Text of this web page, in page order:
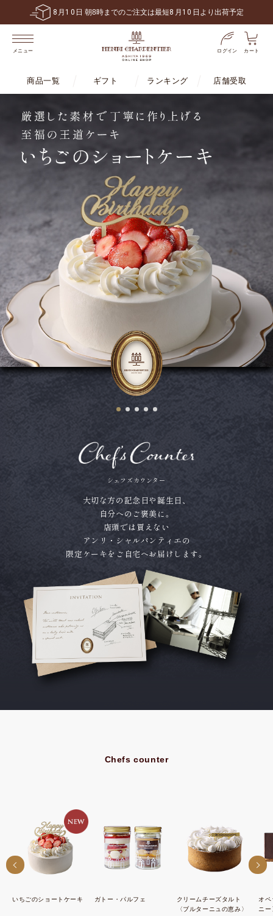
8 月 10 日 朝8時までのご注文は最短8 月 10 日より出荷予定
メニュー ログイン カート
商品一覧 ギフト ランキング 店舗受取
シェフズカウンター
大切な方の記念日や誕生日、
自分へのご褒美に。
店頭では買えない
アンリ・シャルパンティエの
限定ケーキをご自宅へお届けします。
Chefs counter
いちごのショートケーキ ガトー・パルフェ
クリームチーズタルト
〈ブルターニュの恵み〉
オ
ニー